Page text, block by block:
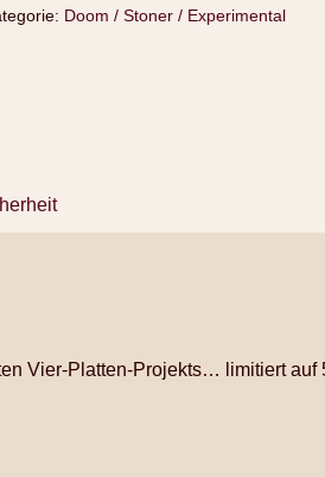
Doom / Stoner / Experimental
Vier-Platten-Projekts… limitiert auf